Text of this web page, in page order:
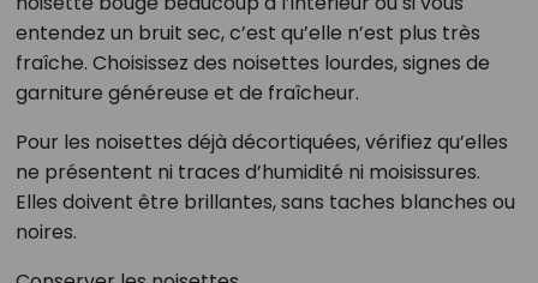
entendez un bruit sec, c’est qu’elle n’est plus très
fraîche. Choisissez des noisettes lourdes, signes de
garniture généreuse et de fraîcheur.
Pour les noisettes déjà décortiquées, vérifiez qu’elles
ne présentent ni traces d’humidité ni moisissures.
Elles doivent être brillantes, sans taches blanches ou
noires.